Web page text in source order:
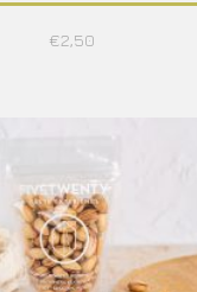
€2,50